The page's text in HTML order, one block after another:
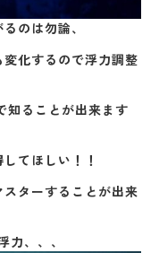
のは勿論、
化するので浮力調整
知ることが出来ます
てほしい！！
ターすることが出来
力、、、